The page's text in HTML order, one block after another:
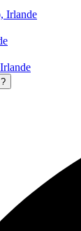
Irlande